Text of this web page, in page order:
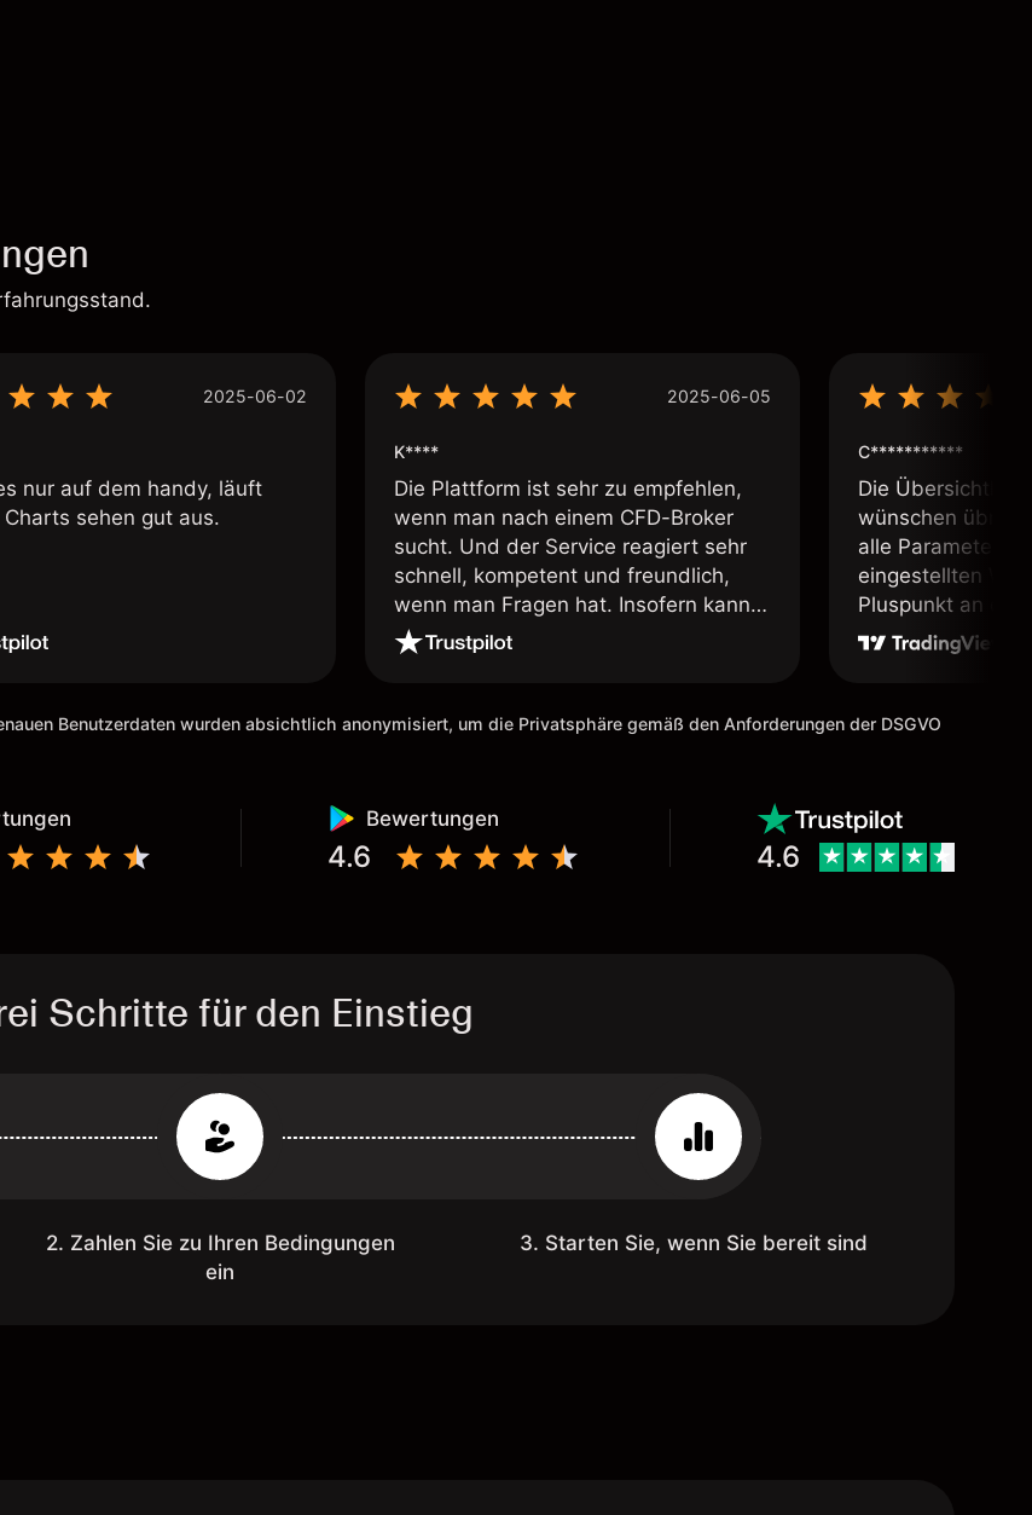
2025-06-02
nur auf dem handy, läuft
sehen gut aus.
2025-06-05
K****
Die Plattform ist sehr zu empfehlen,
wenn man nach einem CFD-Broker
sucht. Und der Service reagiert sehr
schnell, kompetent und freundlich,
wenn man Fragen hat. Insofern kann
ich den Dienstleister uneingeschränkt
vorher im Demokonto geübt hat. Ein
vergrößern!
C***********
Die
wünschen übrig.
alle Parameter in
eingestellten
Pluspunkt an
Benutzerdaten wurden absichtlich anonymisiert, um die Privatsphäre gemäß den Anforderungen der DSGVO
Bewertungen
4.6 4.6
Schritte für den Einstieg
2. Zahlen Sie zu Ihren Bedingungen
ein
3. Starten Sie, wenn Sie bereit sind